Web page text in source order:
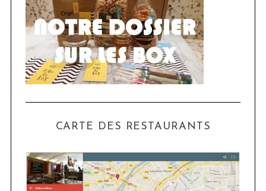
CARTE DES RESTAURANTS